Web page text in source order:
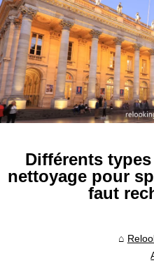
Différents
nettoyage pour
faut